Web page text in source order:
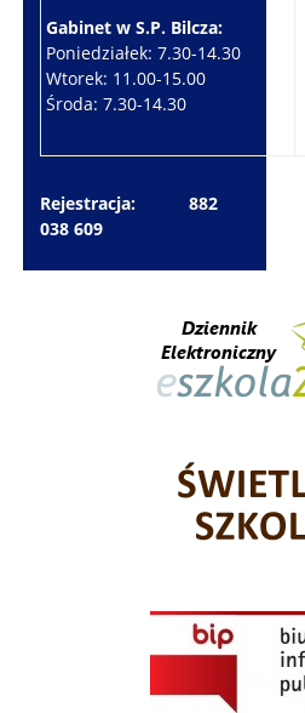
Gabinet w S.P. Bilcza:
Poniedziałek: 7.30-14.30
Wtorek: 11.00-15.00
Środa: 7.30-14.30
Rejestracja: 882
038 609